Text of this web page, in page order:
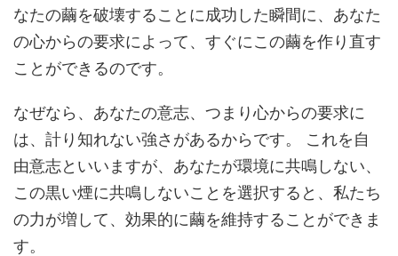
なたの繭を破壊することに成功した瞬間に、あなた
の心からの要求によって、すぐにこの繭を作り直す
ことができるのです。
なぜなら、あなたの意志、つまり心からの要求に
は、計り知れない強さがあるからです。 これを自
由意志といいますが、あなたが環境に共鳴しない、
この黒い煙に共鳴しないことを選択すると、私たち
の力が増して、効果的に繭を維持することができま
す。